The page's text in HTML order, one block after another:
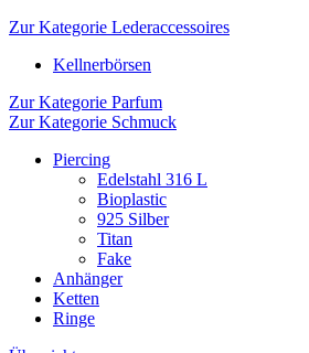
Zur Kategorie Lederaccessoires
Kellnerbörsen
Zur Kategorie Parfum
Zur Kategorie Schmuck
Piercing
Edelstahl 316 L
Bioplastic
925 Silber
Titan
Fake
Anhänger
Ketten
Ringe